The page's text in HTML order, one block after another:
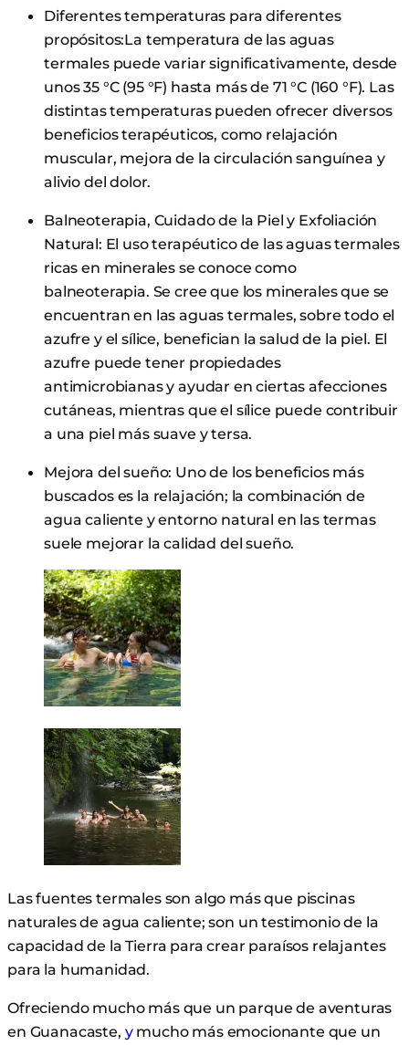
Diferentes temperaturas para diferentes
propósitos:La temperatura de las aguas
termales puede variar significativamente, desde
unos 35 °C (95 °F) hasta más de 71 °C (160 °F). Las
distintas temperaturas pueden ofrecer diversos
beneficios terapéuticos, como relajación
muscular, mejora de la circulación sanguínea y
alivio del dolor.
Balneoterapia, Cuidado de la Piel y Exfoliación
Natural: El uso terapéutico de las aguas termales
ricas en minerales se conoce como
balneoterapia. Se cree que los minerales que se
encuentran en las aguas termales, sobre todo el
azufre y el sílice, benefician la salud de la piel. El
azufre puede tener propiedades
antimicrobianas y ayudar en ciertas afecciones
cutáneas, mientras que el sílice puede contribuir
a una piel más suave y tersa.
Mejora del sueño: Uno de los beneficios más
buscados es la relajación; la combinación de
agua caliente y entorno natural en las termas
suele mejorar la calidad del sueño.
Las fuentes termales son algo más que piscinas
naturales de agua caliente; son un testimonio de la
capacidad de la Tierra para crear paraísos relajantes
para la humanidad.
Ofreciendo mucho más que un parque de aventuras
en Guanacaste, ymucho más emocionante que un